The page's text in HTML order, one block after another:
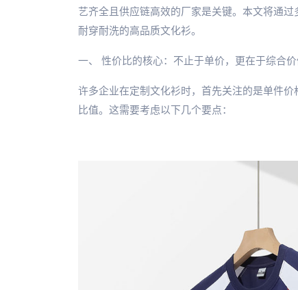
艺齐全且供应链高效的厂家是关键。本文将通
耐穿耐洗的高品质文化衫。
一、 性价比的核心：不止于单价，更在于综合
许多企业在定制文化衫时，首先关注的是单件
比值。这需要考虑以下几个要点：